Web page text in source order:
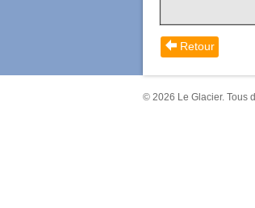
Retour
© 2026 Le Glacier. Tous